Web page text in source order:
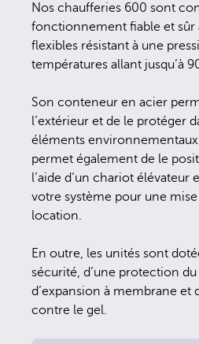
Nos chaufferies 600 sont
fonctionnement fiable et sûr
flexibles résistant à une
températures allant jusqu’à
Son conteneur en acier
l’extérieur et de le protéger
éléments
permet également de le
l’aide d’un chariot élévateur
votre système pour une
location.
En outre, les unités sont
sécurité, d’une protection du
d’expansion à membrane et
contre le gel.